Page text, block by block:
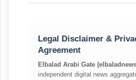
Legal Disclaimer &
Agreement
Elbalad Arabi Gate
independent digital news